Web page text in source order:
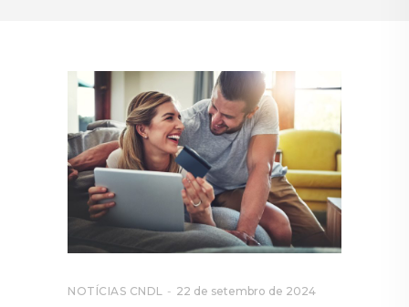
NOTÍCIAS CNDL 22 de setembro de 2024